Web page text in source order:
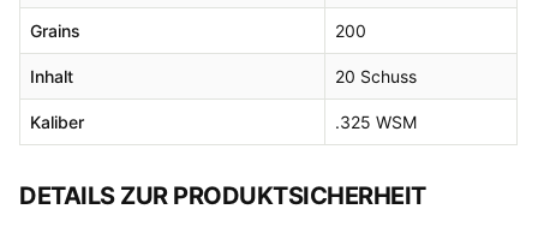
Grains 200
Inhalt 20 Schuss
Kaliber .325 WSM
DETAILS ZUR PRODUKTSICHERHEIT